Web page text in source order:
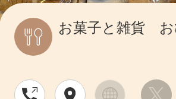
お菓子と雑貨 お